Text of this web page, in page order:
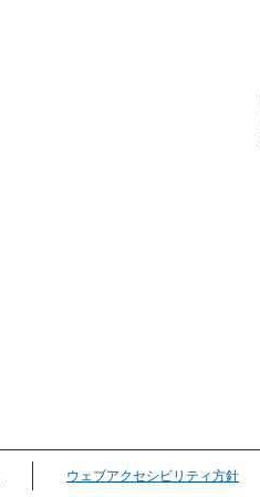
ウェブアクセシビリティ方針